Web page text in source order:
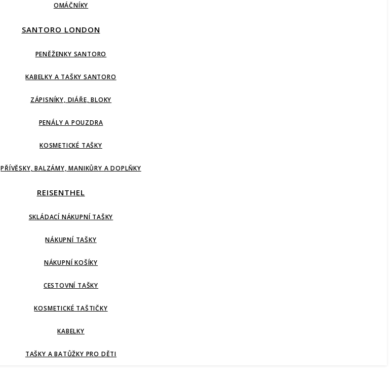
OMÁČNÍKY
SANTORO LONDON
PENĚŽENKY SANTORO
KABELKY A TAŠKY SANTORO
ZÁPISNÍKY, DIÁŘE, BLOKY
PENÁLY A POUZDRA
KOSMETICKÉ TAŠKY
PŘÍVĚSKY, BALZÁMY, MANIKŮRY A DOPLŇKY
REISENTHEL
SKLÁDACÍ NÁKUPNÍ TAŠKY
NÁKUPNÍ TAŠKY
NÁKUPNÍ KOŠÍKY
CESTOVNÍ TAŠKY
KOSMETICKÉ TAŠTIČKY
KABELKY
TAŠKY A BATŮŽKY PRO DĚTI